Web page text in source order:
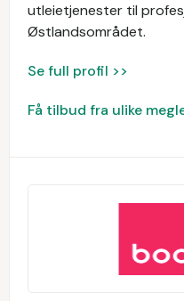
utleietjenester til
Østlandsområdet.
Se full profil >>
Få tilbud fra ulike